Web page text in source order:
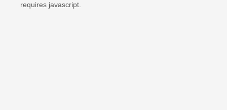
requires javascript.